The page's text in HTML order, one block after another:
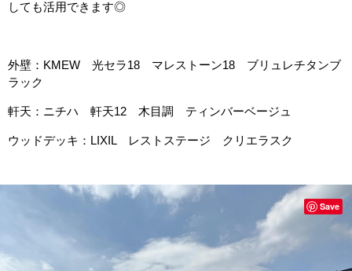
しても活用できます◎
外壁：KMEW 光セラ18 マレストーン18 ブリュレチタンブ
ラック
軒天：ニチハ 軒天12 木目調 ティンバーベージュ
ウッドデッキ：LIXIL レストステージ クリエラスク
Save